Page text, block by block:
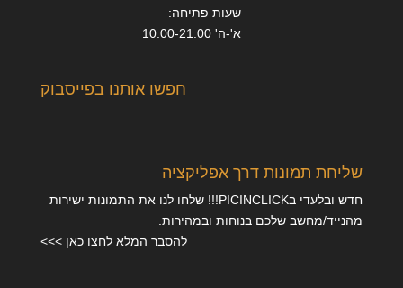
שעות פתיחה:
א'-ה' 10:00-21:00
חפשו אותנו בפייסבוק
שליחת תמונות דרך אפליקציה
חדש ובלעדי בPICINCLICK!!! שלחו לנו את התמונות ישירות
מהנייד/מחשב שלכם בנוחות ובמהירות.
להסבר המלא לחצו כאן >>>